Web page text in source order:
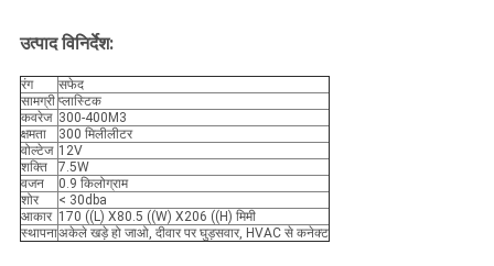
उत्पाद विनिर्देश:
रंग
सफेद
सामग्री प्लास्टिक
कवरेज 300-400M3
क्षमता
300 मिलीलीटर
वोल्टेज 12V
शक्ति
7.5W
वजन
0.9 किलोग्राम
शोर
< 30dba
आकार 170 ((L) X80.5 ((W) X206 ((H) मिमी
स्थापनाअकेले खड़े हो जाओ, दीवार पर घुड़सवार, HVAC से कनेक्ट